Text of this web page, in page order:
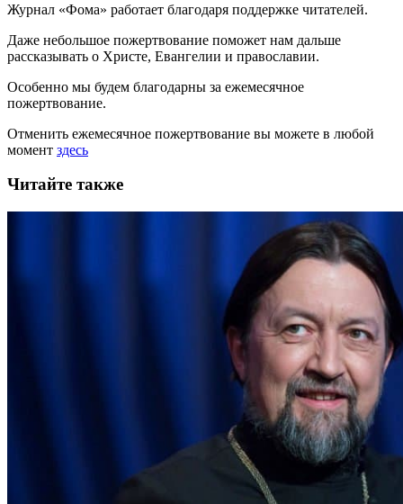
Журнал «Фома» работает благодаря поддержке читателей.
Даже небольшое пожертвование поможет нам дальше
рассказывать о Христе, Евангелии и православии.
Особенно мы будем благодарны за ежемесячное
пожертвование.
Отменить ежемесячное пожертвование вы можете в любой
момент здесь
Читайте также